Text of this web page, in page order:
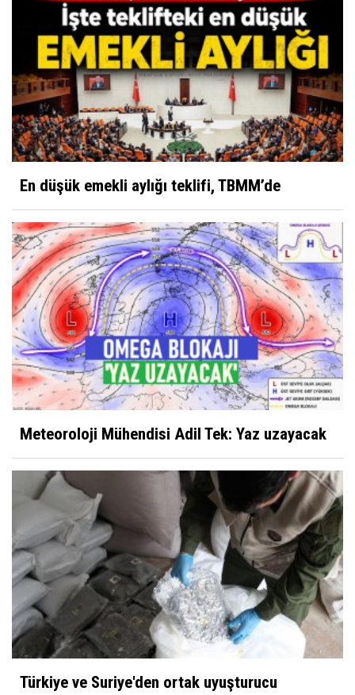
En düşük emekli aylığı teklifi, TBMM’de
Meteoroloji Mühendisi Adil Tek: Yaz uzayacak
Türkiye ve Suriye'den ortak uyuşturucu